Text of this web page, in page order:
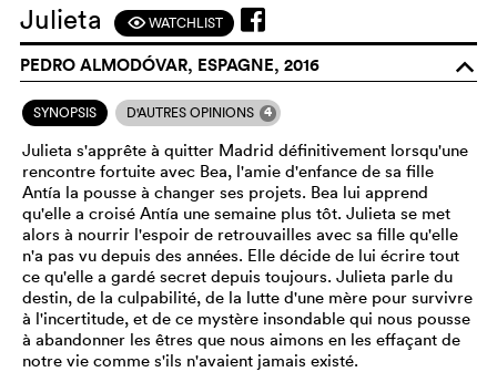
Julieta FWATCHLIST
PEDRO ALMODÓVAR, ESPAGNE, 2016 o
SYNOPSIS D'AUTRES OPINIONS 4
Julieta s'apprête à quitter Madrid définitivement lorsqu'une
rencontre fortuite avec Bea, l'amie d'enfance de sa fille
Antía la pousse à changer ses projets. Bea lui apprend
qu'elle a croisé Antía une semaine plus tôt. Julieta se met
alors à nourrir l'espoir de retrouvailles avec sa fille qu'elle
n'a pas vu depuis des années. Elle décide de lui écrire tout
ce qu'elle a gardé secret depuis toujours. Julieta parle du
destin, de la culpabilité, de la lutte d'une mère pour survivre
à l'incertitude, et de ce mystère insondable qui nous pousse
à abandonner les êtres que nous aimons en les effaçant de
notre vie comme s'ils n'avaient jamais existé.